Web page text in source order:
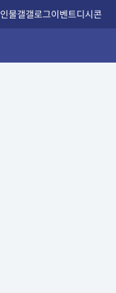
인물갤갤로그이벤트디시콘